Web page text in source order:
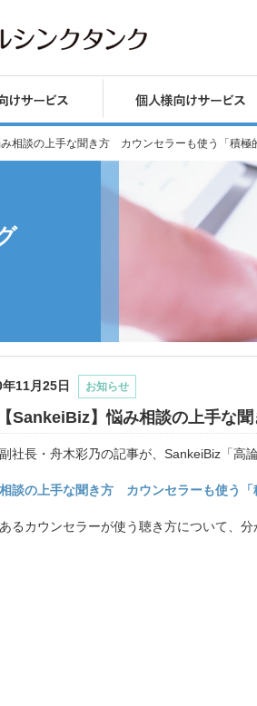
み相談の上手な聞き方 カウンセラーも使う「積極
11月25日 お知らせ
【SankeiBiz】悩み相談の上手な
社長・舟木彩乃の記事が、SankeiBiz「高
談の上手な聞き方 カウンセラーも使う「
るカウンセラーが使う聴き方について、